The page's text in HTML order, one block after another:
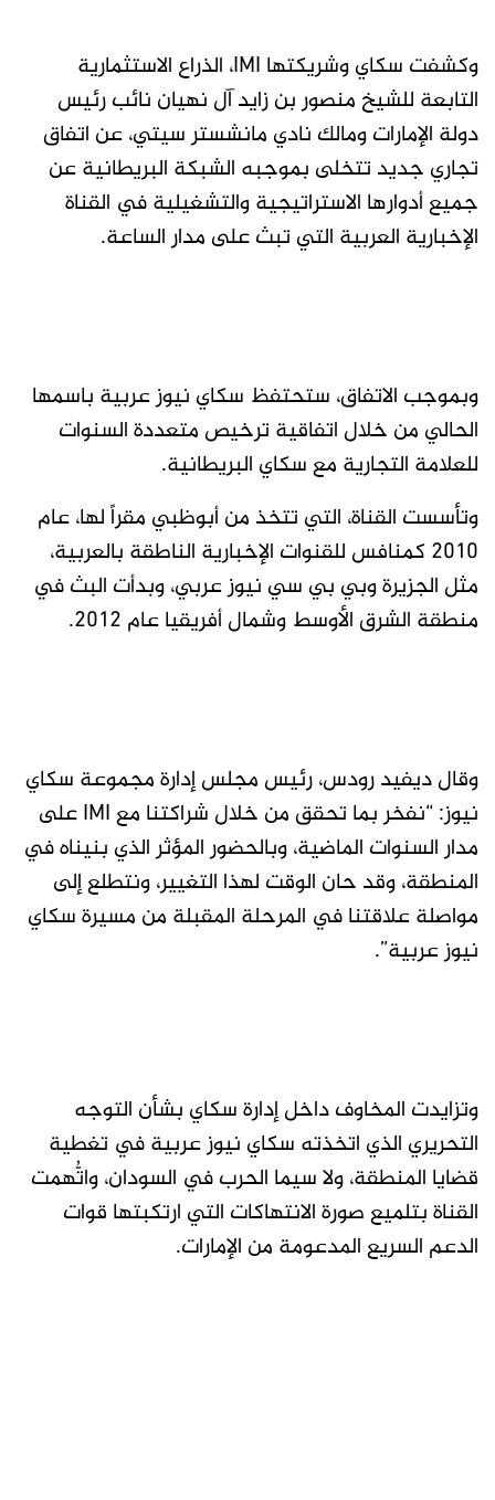
وكشفت سكاي وشريكتها IMI، الذراع الاستثمارية
التابعة للشيخ منصور بن زايد آل نهيان نائب رئيس
دولة الإمارات ومالك نادي مانشستر سيتي، عن اتفاق
تجاري جديد تتخلى بموجبه الشبكة البريطانية عن
جميع أدوارها الاستراتيجية والتشغيلية في القناة
الإخبارية العربية التي تبث على مدار الساعة.
وبموجب الاتفاق، ستحتفظ سكاي نيوز عربية باسمها
الحالي من خلال اتفاقية ترخيص متعددة السنوات
للعلامة التجارية مع سكاي البريطانية.
وتأسست القناة، التي تتخذ من أبوظبي مقراً لها، عام
2010 كمنافس للقنوات الإخبارية الناطقة بالعربية،
مثل الجزيرة وبي بي سي نيوز عربي، وبدأت البث في
منطقة الشرق الأوسط وشمال أفريقيا عام 2012.
وقال ديفيد رودس، رئيس مجلس إدارة مجموعة سكاي
نيوز: “نفخر بما تحقق من خلال شراكتنا مع IMI على
مدار السنوات الماضية، وبالحضور المؤثر الذي بنيناه في
المنطقة، وقد حان الوقت لهذا التغيير، ونتطلع إلى
مواصلة علاقتنا في المرحلة المقبلة من مسيرة سكاي
نيوز عربية”.
وتزايدت المخاوف داخل إدارة سكاي بشأن التوجه
التحريري الذي اتخذته سكاي نيوز عربية في تغطية
قضايا المنطقة، ولا سيما الحرب في السودان، واتُّهمت
القناة بتلميع صورة الانتهاكات التي ارتكبتها قوات
الدعم السريع المدعومة من الإمارات.